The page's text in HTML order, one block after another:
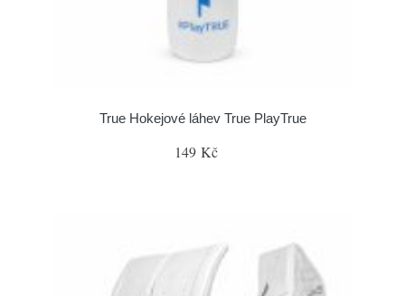
True Hokejové láhev True PlayTrue
149 Kč